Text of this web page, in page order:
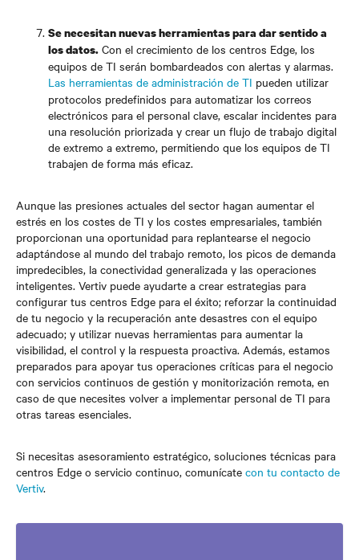
Se necesitan nuevas herramientas para dar sentido a
los datos. Con el crecimiento de los centros Edge, los
equipos de TI serán bombardeados con alertas y alarmas.
Las herramientas de administración de TI pueden utilizar
protocolos predefinidos para automatizar los correos
electrónicos para el personal clave, escalar incidentes para
una resolución priorizada y crear un flujo de trabajo digital
de extremo a extremo, permitiendo que los equipos de TI
trabajen de forma más eficaz.
Aunque las presiones actuales del sector hagan aumentar el
estrés en los costes de TI y los costes empresariales, también
proporcionan una oportunidad para replantearse el negocio
adaptándose al mundo del trabajo remoto, los picos de demanda
impredecibles, la conectividad generalizada y las operaciones
inteligentes. Vertiv puede ayudarte a crear estrategias para
configurar tus centros Edge para el éxito; reforzar la continuidad
de tu negocio y la recuperación ante desastres con el equipo
adecuado; y utilizar nuevas herramientas para aumentar la
visibilidad, el control y la respuesta proactiva. Además, estamos
preparados para apoyar tus operaciones críticas para el negocio
con servicios continuos de gestión y monitorización remota, en
caso de que necesites volver a implementar personal de TI para
otras tareas esenciales.
Si necesitas asesoramiento estratégico, soluciones técnicas para
centros Edge o servicio continuo, comunícate con tu contacto de
Vertiv.